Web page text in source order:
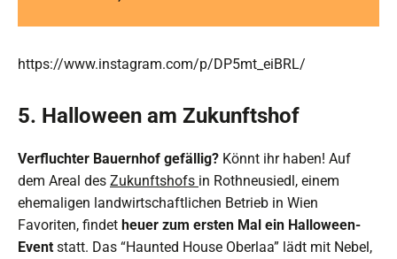
https://www.instagram.com/p/DP5mt_eiBRL/
5. Halloween am Zukunftshof
Verfluchter Bauernhof gefällig? Könnt ihr haben! Auf
dem Areal des Zukunftshofs in Rothneusiedl, einem
ehemaligen landwirtschaftlichen Betrieb in Wien
Favoriten, findet heuer zum ersten Mal ein Halloween-
Event statt. Das “Haunted House Oberlaa” lädt mit Nebel,